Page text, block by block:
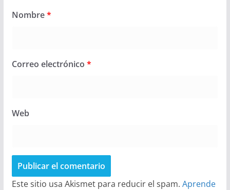
Nombre*
Correo electrónico *
Web
Este sitio usa Akismet para reducir el spam. Aprende